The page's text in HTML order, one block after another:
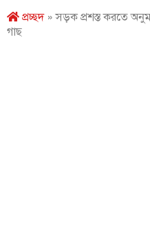
প্রচ্ছদ» সড়ক প্রশস্ত করতে
গাছ